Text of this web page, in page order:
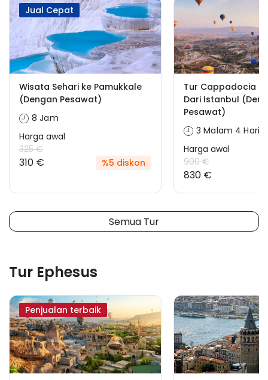
Jual Cepat
Wisata Sehari ke Pamukkale
(Dengan Pesawat)
8 Jam
Harga awal
325 €
310 € %5 diskon
Tur Cappadocia &
Dari Istanbul
Pesawat)
3 Malam 4 Hari
Harga awal
900 €
830 €
Semua Tur
Tur Ephesus
Penjualan terbaik